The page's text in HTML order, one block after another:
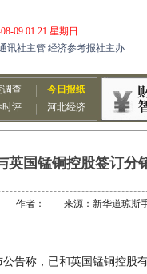
英国锰铜控股签订分
作者： 来源：新华道琼斯
称，已和英国锰铜控股